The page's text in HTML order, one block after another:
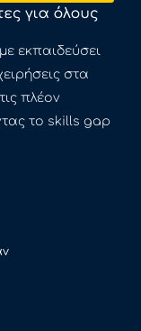
εκπαιδεύσει
στα
πλέον
το skills gap